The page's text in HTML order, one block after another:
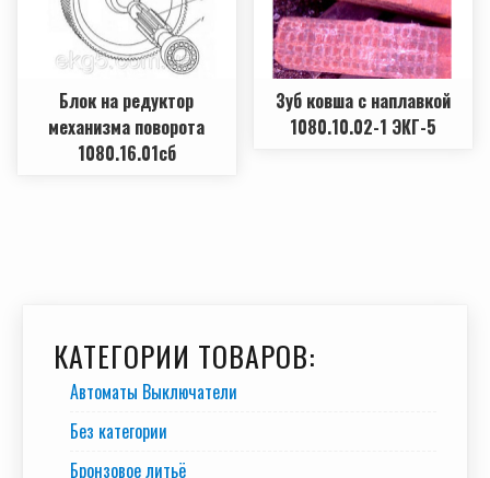
Блок на редуктор
механизма поворота
1080.16.01сб
Зуб ковша с наплавкой
1080.10.02-1 ЭКГ-5
КАТЕГОРИИ ТОВАРОВ:
Автоматы Выключатели
Без категории
Бронзовое литьё